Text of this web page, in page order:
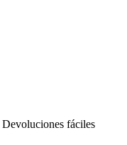
Devoluciones fáciles